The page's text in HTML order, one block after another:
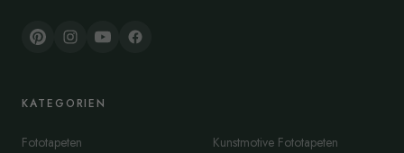
KATEGORIEN
Fototapeten
Kunstmotive Fototapeten